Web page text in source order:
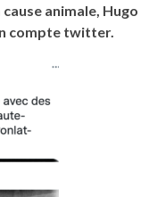
animale, Hugo
compte twitter.